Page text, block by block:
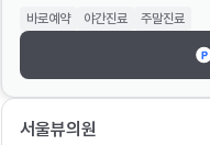
바로예약
야간진료 주말진료
서울뷰의원